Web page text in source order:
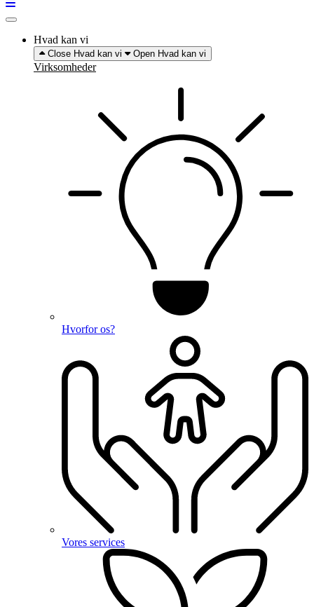
Hvad kan vi
Close Hvad kan vi Open Hvad kan vi
Virksomheder
Hvorfor os?
Vores services